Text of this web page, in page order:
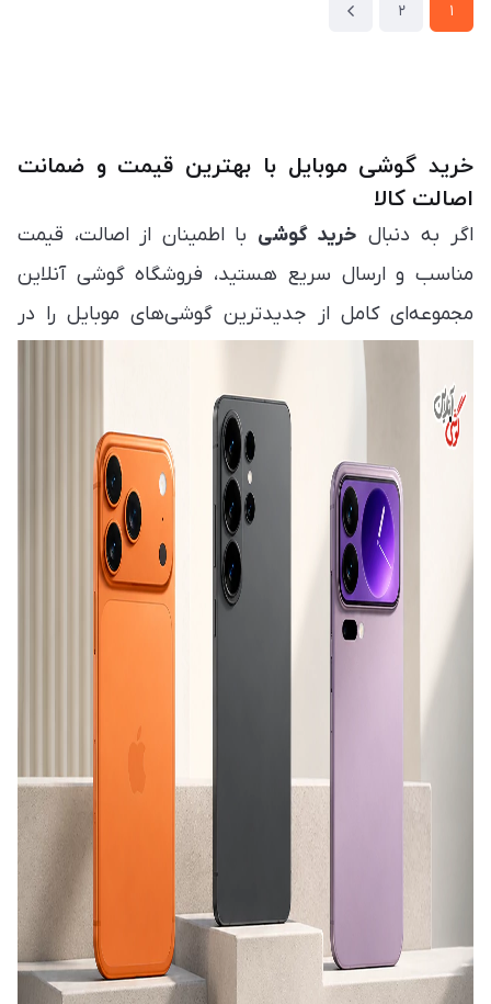
1
2
خرید گوشی موبایل با بهترین قیمت و ضمانت
اصالت کالا
اگر به دنبال خرید گوشی با اطمینان از اصالت، قیمت
مناسب و ارسال سریع هستید، فروشگاه گوشی آنلاین
مجموعه‌ای کامل از جدیدترین گوشی‌های موبایل را در
اختیار شما قرار می‌دهد. در این صفحه می‌توانید انواع
مدل‌های روز بازار را مشاهده، مقایسه و متناسب با بودجه
و نیاز خود انتخاب کنید. هدف ما فراهم کردن تجربه‌ای
ساده، مطمئن و سریع برای خرید گوشی موبایل
بدون نیاز به مراجعه حضوری، بهترین انتخاب را داشته